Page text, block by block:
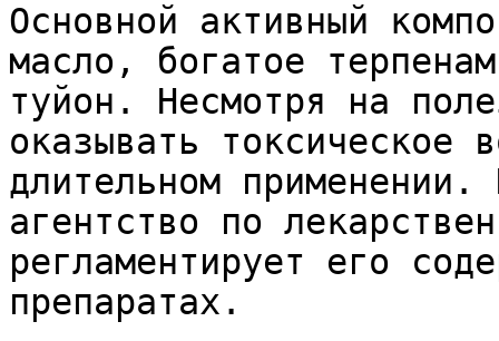
Основной активный
масло, богатое
туйон. Несмотря на
оказывать токсическое
длительном применении.
агентство по
регламентирует его
препаратах.